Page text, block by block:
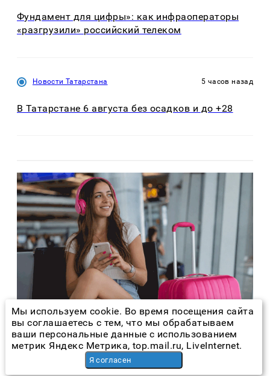
Фундамент для цифры»: как инфраоператоры
«разгрузили» российский телеком
Новости Татарстана 5 часов назад
В Татарстане 6 августа без осадков и до +28
Польза 5 дней назад
Т2 отменил роуминг уже более чем в 70
Мы используем cookie. Во время посещения сайта
вы соглашаетесь с тем, что мы обрабатываем
ваши персональные данные с использованием
метрик Яндекс Метрика, top.mail.ru, LiveInternet.
Я согласен